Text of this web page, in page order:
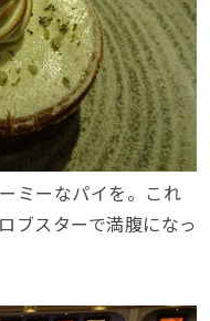
ミーなパイを。これ
ブスターで満腹になっ